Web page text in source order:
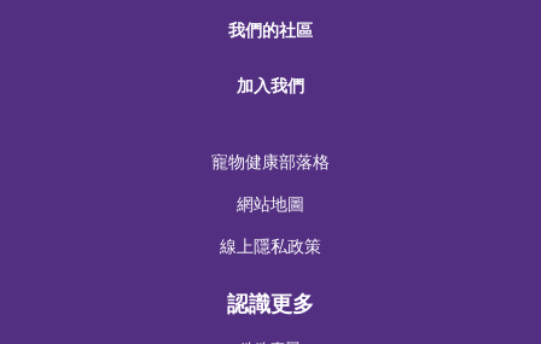
我們的社區
加入我們
寵物健康部落格
網站地圖
線上隱私政策
認識更多